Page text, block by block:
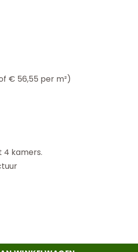
€ 56,55 per m²)
4 kamers.